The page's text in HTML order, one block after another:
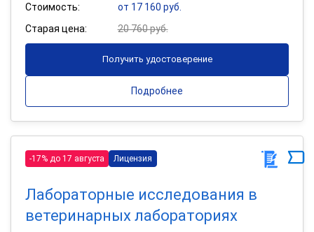
Стоимость:
от 17 160 руб.
Старая цена:
20 760 руб.
Получить удостоверение
Подробнее
-17% до 17 августа Лицензия
Лабораторные исследования в
ветеринарных лабораториях